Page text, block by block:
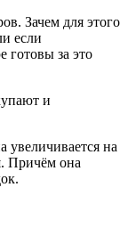
Зачем для этого
если
готовы за это
и
увеличивается на
Причём она